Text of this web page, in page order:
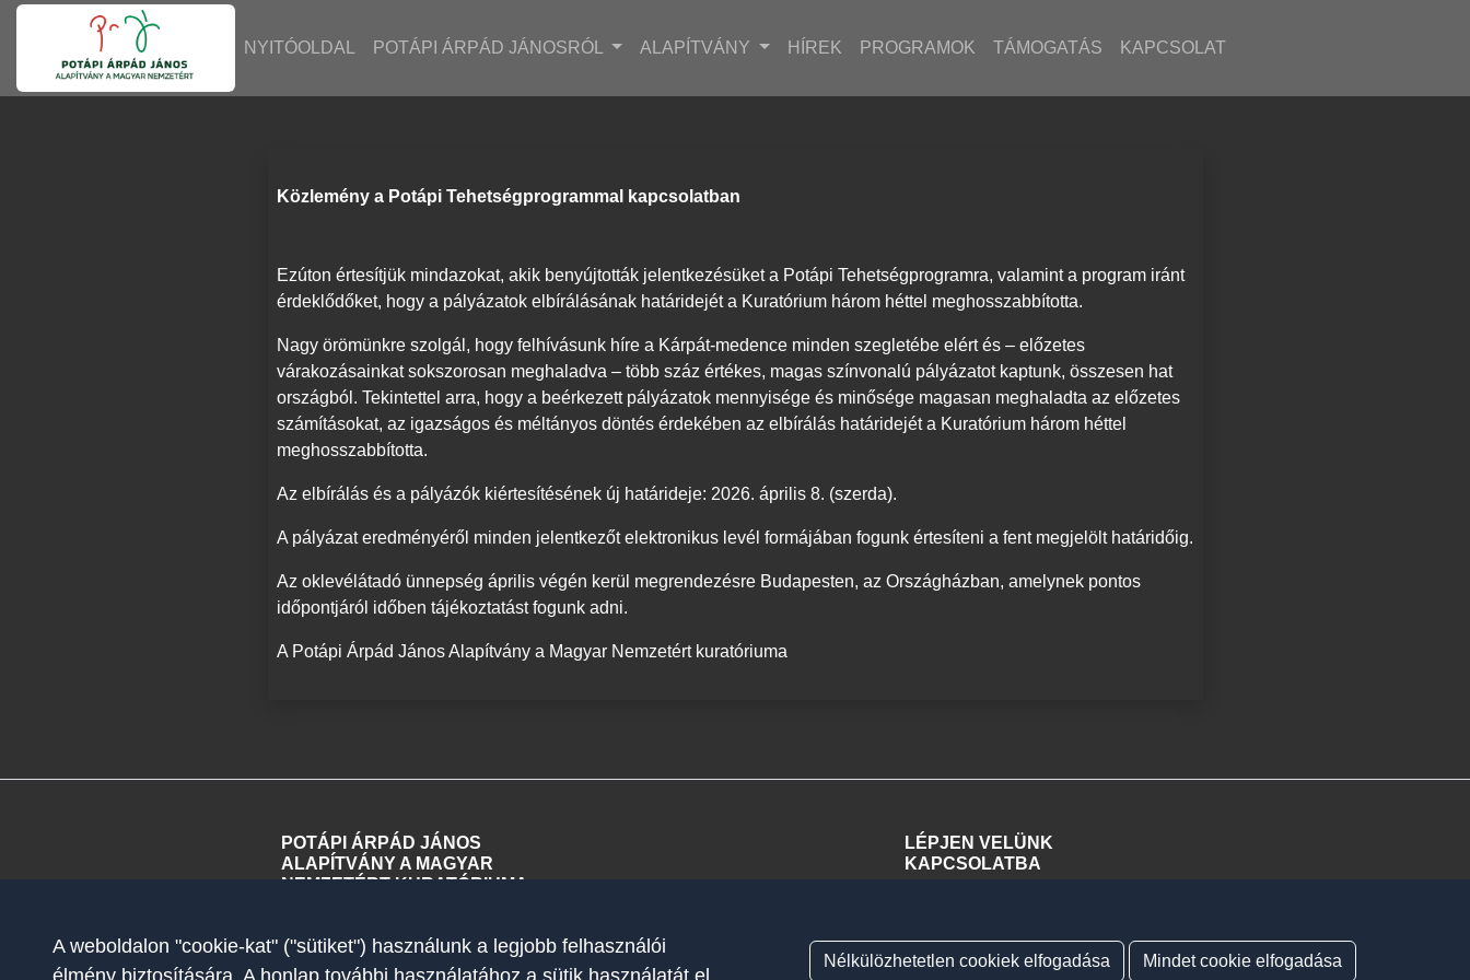
NYITÓOLDAL POTÁPI ÁRPÁD JÁNOSRÓL ALAPÍTVÁNY HÍREK PROGRAMOK TÁMOGATÁS KAPCSOLAT
Közlemény a Potápi Tehetségprogrammal kapcsolatban
Ezúton értesítjük mindazokat, akik benyújtották jelentkezésüket a Potápi Tehetségprogramra, valamint a program iránt
érdeklődőket, hogy a pályázatok elbírálásának határidejét a Kuratórium három héttel meghosszabbította.
Nagy örömünkre szolgál, hogy felhívásunk híre a Kárpát-medence minden szegletébe elért és – előzetes
várakozásainkat sokszorosan meghaladva – több száz értékes, magas színvonalú pályázatot kaptunk, összesen hat
országból. Tekintettel arra, hogy a beérkezett pályázatok mennyisége és minősége magasan meghaladta az előzetes
számításokat, az igazságos és méltányos döntés érdekében az elbírálás határidejét a Kuratórium háromhéttel
meghosszabbította.
Az elbírálás és a pályázók kiértesítésének új határideje: 2026. április 8. (szerda).
A pályázat eredményéről minden jelentkezőt elektronikus levél formájában fogunk értesíteni a fent megjelölt határidőig.
Az oklevélátadó ünnepség április végén kerül megrendezésre Budapesten, az Országházban, amelynek pontos
időpontjáról időben tájékoztatást fogunk adni.
A Potápi Árpád János Alapítvány a Magyar Nemzetért kuratóriuma
A weboldalon "cookie-kat" ("sütiket") használunk a legjobb felhasználói
élmény biztosítására. A honlap további használatához a sütik használatát el
Nélkülözhetetlen cookiek elfogadása Mindet cookie elfogadása
POTÁPI ÁRPÁD JÁNOS
ALAPÍTVÁNY A MAGYAR
NEMZETÉRT KURATÓRIUMA
LÉPJEN VELÜNK
KAPCSOLATBA
+36 30 873 9716